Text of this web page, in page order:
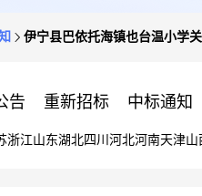
伊宁县巴依托海镇也台温小学
告 重新招标 中标通知
浙江山东湖北四川 河北河南天津山